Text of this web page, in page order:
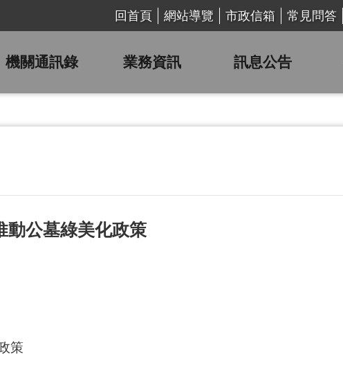
回首頁 網站導覽 市政信箱 常見問答
機關通訊錄 業務資訊 訊息公告
動公墓綠美化政策
策